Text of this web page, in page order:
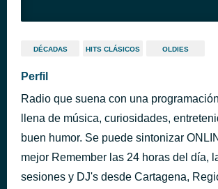
DÉCADAS HITS CLÁSICOS OLDIES
Perfil
Radio que suena con una
llena de música, curiosidades,
buen humor. Se puede sintonizar
mejor Remember las 24 horas del día,
sesiones y DJ's desde Cartagena,